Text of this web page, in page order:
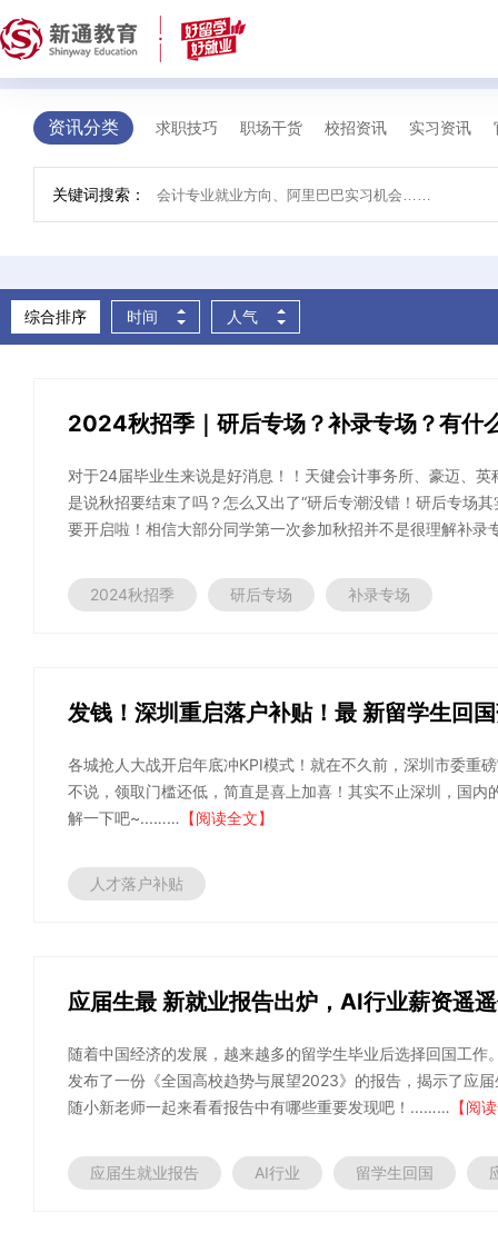
求职资讯 您的位置 >首页>
资讯分类 求职技巧 职场干货 校招资讯 实习资讯
关键词搜索：
综合排序 时间 人气
2024秋招季｜研后专场？补录专场？有什
对于24届毕业生来说是好消息！！天健会计事务所、豪迈、
是说秋招要结束了吗？怎么又出了“研后专潮没错！研后专场
要开启啦！相信大部分同学第一次参加秋招并不是很理解补
2024秋招季 研后专场 补录专场
发钱！深圳重启落户补贴！最 新留学生回
各城抢人大战开启年底冲KPI模式！就在不久前，深圳市委重
不说，领取门槛还低，简直是喜上加喜！其实不止深圳，国
解一下吧~...……
【阅读全文】
人才落户补贴
应届生最 新就业报告出炉，AI行业薪资遥
随着中国经济的发展，越来越多的留学生毕业后选择回国工
发布了一份《全国高校趋势与展望2023》的报告，揭示了应
随小新老师一起来看看报告中有哪些重要发现吧！...……
【阅
应届生就业报告 AI行业 留学生回国